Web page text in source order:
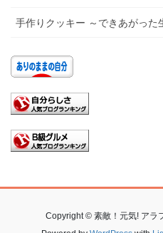
手作りクッキー ～できあがった
Copyright © 素敵！元気! アラ